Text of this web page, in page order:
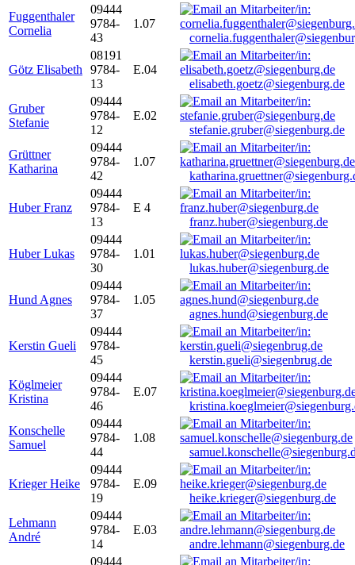
Fuggenthaler
Cornelia
09444
9784-
43
1.07
Götz Elisabeth
08191
9784-
13
E.04
elisabeth.goetz@siegenburg.de
Gruber
Stefanie
09444
9784-
12
E.02
stefanie.gruber@siegenburg.de
Grüttner
Katharina
09444
9784-
42
1.07
Huber Franz
09444
9784-
13
E 4
franz.huber@siegenburg.de
Huber Lukas
09444
9784-
30
1.01
lukas.huber@siegenburg.de
Hund Agnes
09444
9784-
37
1.05
agnes.hund@siegenburg.de
Kerstin Gueli
09444
9784-
45
kerstin.gueli@siegenbrug.de
Köglmeier
Kristina
09444
9784-
46
E.07
Konschelle
Samuel
09444
9784-
44
1.08
Krieger Heike
09444
9784-
19
E.09
heike.krieger@siegenburg.de
Lehmann
André
09444
9784-
14
E.03
andre.lehmann@siegenburg.de
09444